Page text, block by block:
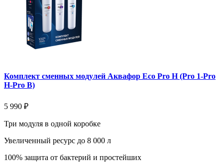
Комплект сменных модулей Аквафор Eco Pro H (Pro 1-Pro
H-Pro B)
5 990 ₽
Три модуля в одной коробке
Увеличенный ресурс до 8 000 л
100% защита от бактерий и простейших